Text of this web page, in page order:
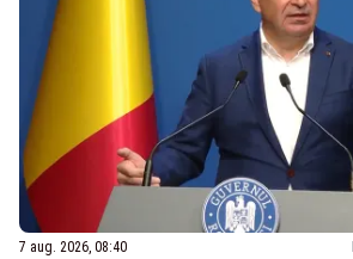
7 aug. 2026, 08:40